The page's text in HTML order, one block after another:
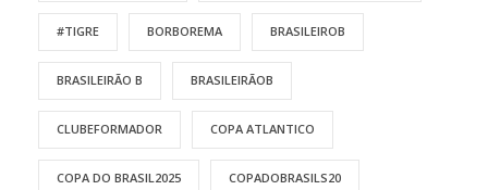
#TIGRE BORBOREMA BRASILEIROB
BRASILEIRÃO B BRASILEIRÃOB
CLUBEFORMADOR COPA ATLANTICO
COPA DO BRASIL2025 COPADOBRASILS20